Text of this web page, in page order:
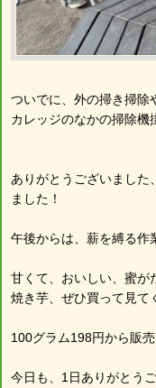
ついでに、外の掃き掃除
カレッジのなかの掃除機
ありがとうございました
ました！
午後からは、薪を縛る作
甘くて、おいしい、蜜が
焼き芋、ぜひ買って見て
100グラム198円から販売
今日も、1日ありがとうご